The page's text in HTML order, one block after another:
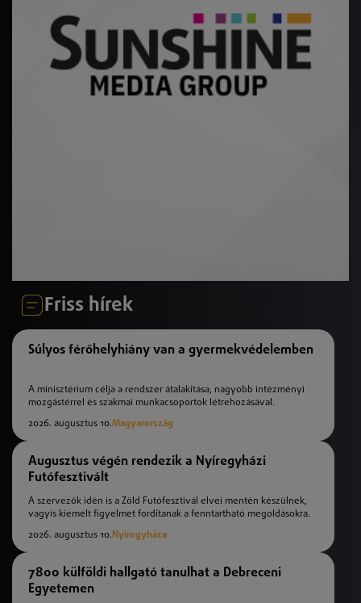
Friss hírek
Súlyos férőhelyhiány van a gyermekvédelemben
A minisztérium célja a rendszer átalakítása, nagyobb intézményi
mozgástérrel és szakmai munkacsoportok létrehozásával.
2026. augusztus 10.Magyarország
Augusztus végén rendezik a Nyíregyházi
Futófesztivált
A szervezők idén is a Zöld Futófesztivál elvei mentén készülnek,
vagyis kiemelt figyelmet fordítanak a fenntartható megoldásokra.
2026. augusztus 10. Nyíregyháza
7800 külföldi hallgató tanulhat a Debreceni
Egyetemen